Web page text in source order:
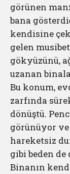
görünen
bana
kendisine
gelen
gökyüzünü,
uzanan
Bu konum,
zarfında
dönüştü.
görünüyor ve
hareketsiz
gibi beden de
Binanın